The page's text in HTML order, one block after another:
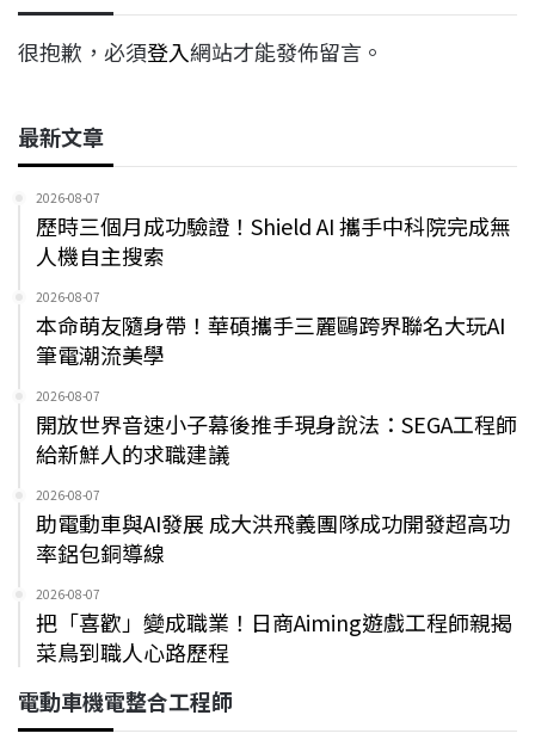
很抱歉，必須登入網站才能發佈留言。
最新文章
2026-08-07
歷時三個月成功驗證！Shield AI 攜手中科院完成無
人機自主搜索
2026-08-07
本命萌友隨身帶！華碩攜手三麗鷗跨界聯名大玩AI
筆電潮流美學
2026-08-07
開放世界音速小子幕後推手現身說法：SEGA工程師
給新鮮人的求職建議
2026-08-07
助電動車與AI發展 成大洪飛義團隊成功開發超高功
率鋁包銅導線
2026-08-07
把「喜歡」變成職業！日商Aiming遊戲工程師親揭
菜鳥到職人心路歷程
電動車機電整合工程師